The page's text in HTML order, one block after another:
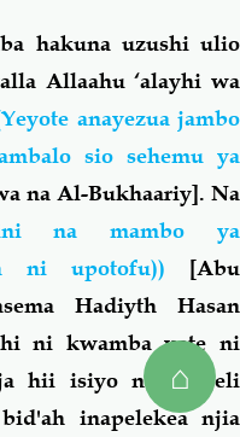
⌂
hakuna uzushi ulio
Allaahu ‘alayhi wa
anayezua jambo
sio sehemu ya
na Al-Bukhaariy]. Na
na mambo ya
ni upotofu)) [Abu
Hadiyth Hasan
ni kwamba yote ni
hii isiyo na ukweli
inapelekea njia